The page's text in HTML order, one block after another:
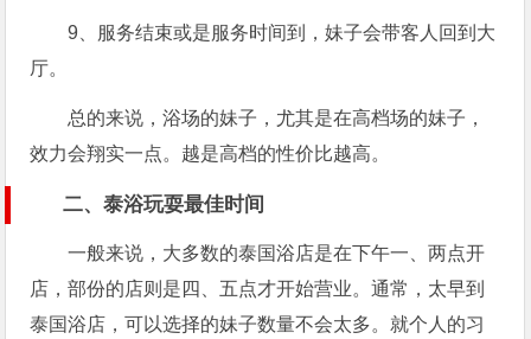
9、服务结束或是服务时间到，妹子会带客人回到大
厅。
总的来说，浴场的妹子，尤其是在高档场的妹子，
效力会翔实一点。越是高档的性价比越高。
二、泰浴玩耍最佳时间
一般来说，大多数的泰国浴店是在下午一、两点开
店，部份的店则是四、五点才开始营业。通常，太早到
泰国浴店，可以选择的妹子数量不会太多。就个人的习